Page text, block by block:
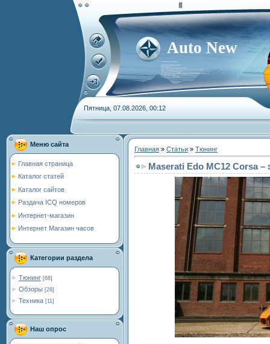
Auto New
Пятница, 07.08.2026, 00:12
Меню сайта
Главная страница
Каталог статей
Каталог сайтов
Раздача ICQ номеров
Интернет-магазин
Интернет Магазин часов
Категории раздела
Тюнинг [68]
Обзоры [28]
Техника [11]
Наш опрос
Главная » Статьи » Тюнинг
Maserati Edo MC12 Corsa